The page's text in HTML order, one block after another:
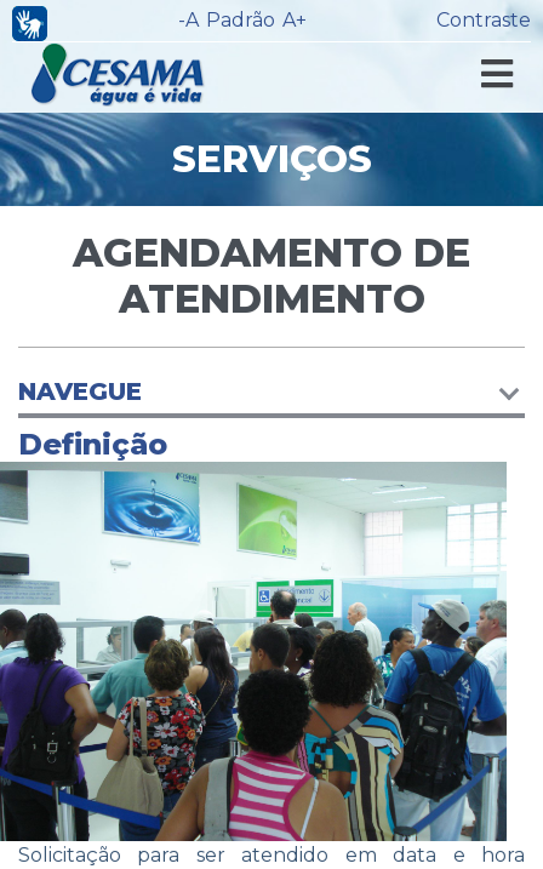
-A Padrão A+ Contraste
SERVIÇOS
AGENDAMENTO DE
ATENDIMENTO
NAVEGUE
Definição
Solicitação para ser atendido em data e hora